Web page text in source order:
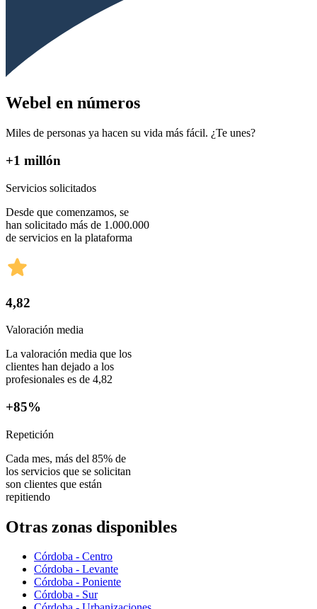
Webel en números
Miles de personas ya hacen su vida más fácil. ¿Te unes?
+1 millón
Servicios solicitados
Desde que comenzamos, se
han solicitado más de 1.000.000
de servicios en la plataforma
4,82
Valoración media
La valoración media que los
clientes han dejado a los
profesionales es de 4,82
+85%
Repetición
Cada mes, más del 85% de
los servicios que se solicitan
son clientes que están
repitiendo
Otras zonas disponibles
Córdoba - Centro
Córdoba - Levante
Córdoba - Poniente
Córdoba - Sur